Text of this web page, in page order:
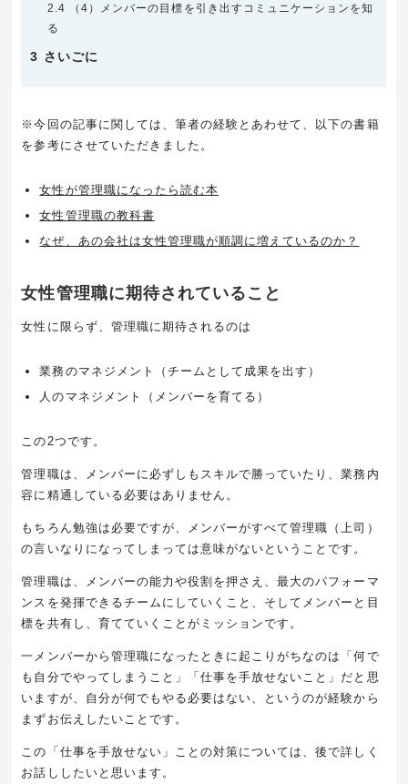
2.4 （4）メンバーの目標を引き出すコミュニケーションを知
る
3 さいごに
※今回の記事に関しては、筆者の経験とあわせて、以下の書籍
を参考にさせていただきました。
女性が管理職になったら読む本
女性管理職の教科書
なぜ、あの会社は女性管理職が順調に増えているのか？
女性管理職に期待されていること
女性に限らず、管理職に期待されるのは
業務のマネジメント（チームとして成果を出す）
人のマネジメント（メンバーを育てる）
この2つです。
管理職は、メンバーに必ずしもスキルで勝っていたり、業務内
容に精通している必要はありません。
もちろん勉強は必要ですが、メンバーがすべて管理職（上司）
の言いなりになってしまっては意味がないということです。
管理職は、メンバーの能力や役割を押さえ、最大のパフォーマ
ンスを発揮できるチームにしていくこと、そしてメンバーと目
標を共有し、育てていくことがミッションです。
一メンバーから管理職になったときに起こりがちなのは「何で
も自分でやってしまうこと」「仕事を手放せないこと」だと思
いますが、自分が何でもやる必要はない、というのが経験から
まずお伝えしたいことです。
この「仕事を手放せない」ことの対策については、後で詳しく
お話ししたいと思います。